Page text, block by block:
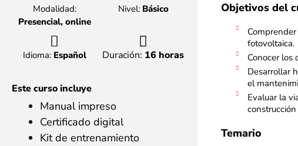
Modalidad:
Presencial, online
Nivel: Básico
Idioma: Español Duración: 16 horas
Este curso incluye
Manual impreso
Certificado digital
Kit de entrenamiento
Objetivos del
fotovoltaica. ​
Conocer los
Desarrollar
el
Evaluar la
construcción
Temario